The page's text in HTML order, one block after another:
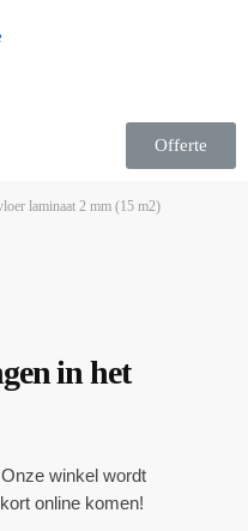
Offerte
laminaat 2 mm (15 m2)
in het
winkel wordt
online komen!